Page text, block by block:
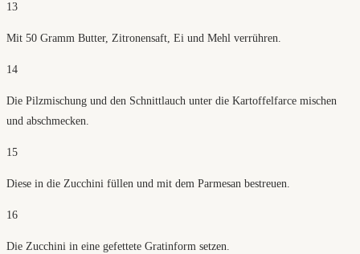
13
Mit 50 Gramm Butter, Zitronensaft, Ei und Mehl verrühren.
14
Die Pilzmischung und den Schnittlauch unter die Kartoffelfarce mischen
und abschmecken.
15
Diese in die Zucchini füllen und mit dem Parmesan bestreuen.
16
Die Zucchini in eine gefettete Gratinform setzen.